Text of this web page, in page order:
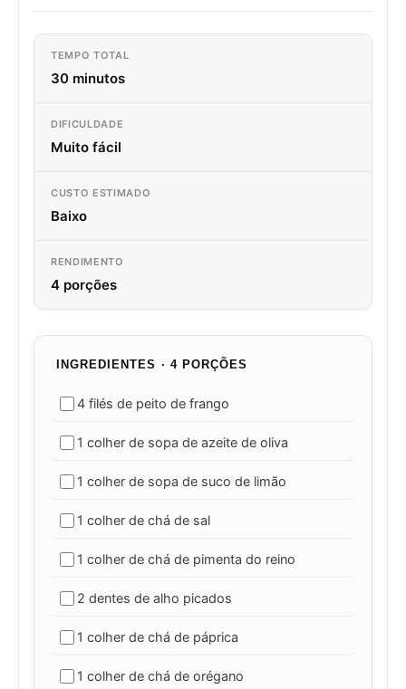
TEMPO TOTAL
30 minutos
DIFICULDADE
Muito fácil
CUSTO ESTIMADO
Baixo
RENDIMENTO
4 porções
INGREDIENTES · 4 PORÇÕES
4 filés de peito de frango
1 colher de sopa de azeite de oliva
1 colher de sopa de suco de limão
1 colher de chá de sal
1 colher de chá de pimenta do reino
2 dentes de alho picados
1 colher de chá de páprica
1 colher de chá de orégano